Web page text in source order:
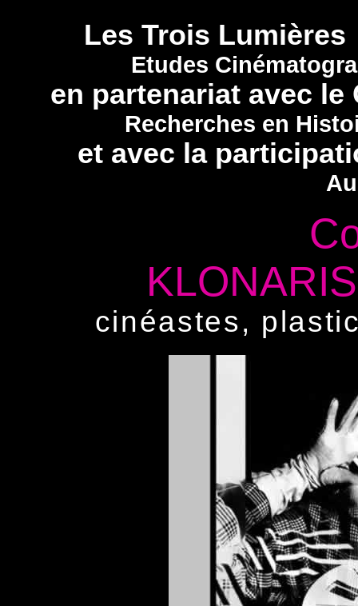
Les Trois Lumières
Etudes
en partenariat avec le
Recherches en
et avec la
cinéastes,